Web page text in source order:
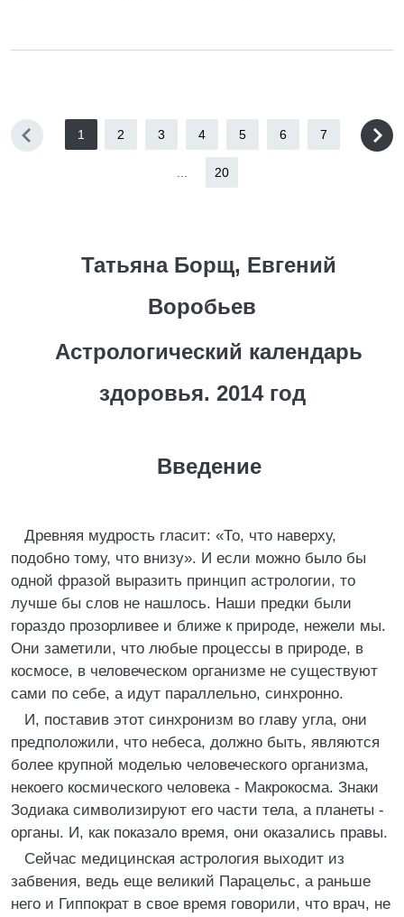
1 2 3 4 5 6 7
20
Татьяна Борщ, Евгений
Воробьев
Астрологический календарь
здоровья. 2014 год
Введение
Древняя мудрость гласит: «То, что наверху,
подобно тому, что внизу». И если можно было бы
одной фразой выразить принцип астрологии, то
лучше бы слов не нашлось. Наши предки были
гораздо прозорливее и ближе к природе, нежели мы.
Они заметили, что любые процессы в природе, в
космосе, в человеческом организме не существуют
сами по себе, а идут параллельно, синхронно.
И, поставив этот синхронизм во главу угла, они
предположили, что небеса, должно быть, являются
более крупной моделью человеческого организма,
некоего космического человека - Макрокосма. Знаки
Зодиака символизируют его части тела, а планеты -
органы. И, как показало время, они оказались правы.
Сейчас медицинская астрология выходит из
забвения, ведь еще великий Парацельс, а раньше
него и Гиппократ в свое время говорили, что врач, не